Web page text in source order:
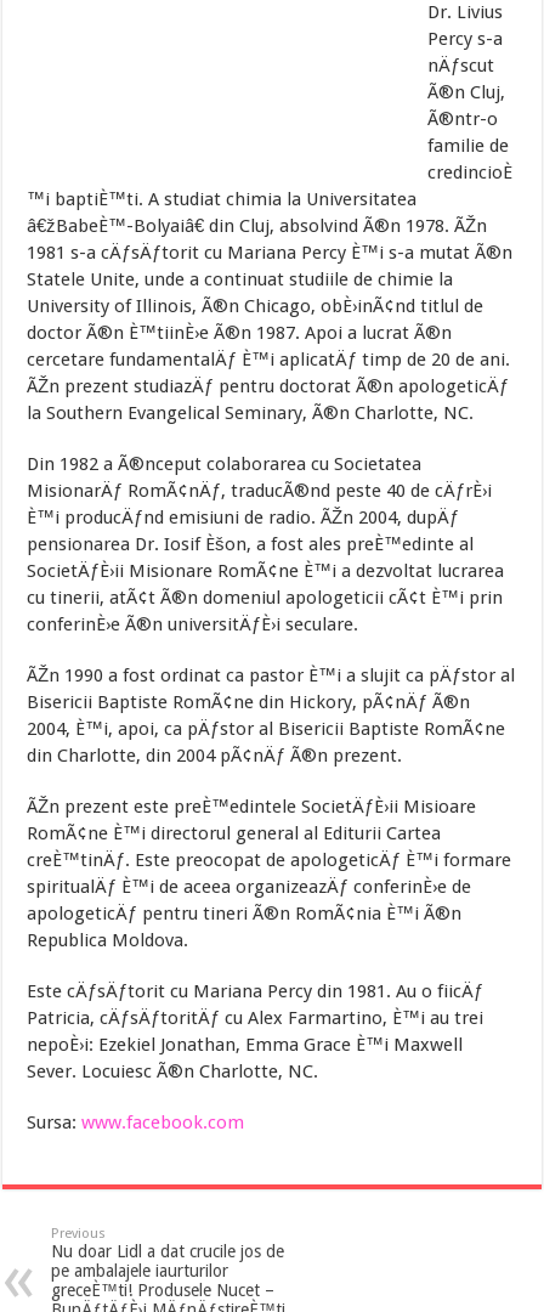
Dr. Livius
Percy s-a
nÄƒscut
Ã®n Cluj,
Ã®ntr-o
familie de
credincioÈ
™i baptiÈ™ti. A studiat chimia la Universitatea
â€žBabeÈ™-Bolyaiâ€ din Cluj, absolvind Ã®n 1978. ÃŽn
1981 s-a cÄƒsÄƒtorit cu Mariana Percy È™i s-a mutat Ã®n
Statele Unite, unde a continuat studiile de chimie la
University of Illinois, Ã®n Chicago, obÈ›inÃ¢nd titlul de
doctor Ã®n È™tiinÈ›e Ã®n 1987. Apoi a lucrat Ã®n
cercetare fundamentalÄƒ È™i aplicatÄƒ timp de 20 de ani.
ÃŽn prezent studiazÄƒ pentru doctorat Ã®n apologeticÄƒ
la Southern Evangelical Seminary, Ã®n Charlotte, NC.
Din 1982 a Ã®nceput colaborarea cu Societatea
MisionarÄƒ RomÃ¢nÄƒ, traducÃ®nd peste 40 de cÄƒrÈ›i
È™i producÄƒnd emisiuni de radio. ÃŽn 2004, dupÄƒ
pensionarea Dr. Iosif Èšon, a fost ales preÈ™edinte al
SocietÄƒÈ›ii Misionare RomÃ¢ne È™i a dezvoltat lucrarea
cu tinerii, atÃ¢t Ã®n domeniul apologeticii cÃ¢t È™i prin
conferinÈ›e Ã®n universitÄƒÈ›i seculare.
ÃŽn 1990 a fost ordinat ca pastor È™i a slujit ca pÄƒstor al
Bisericii Baptiste RomÃ¢ne din Hickory, pÃ¢nÄƒ Ã®n
2004, È™i, apoi, ca pÄƒstor al Bisericii Baptiste RomÃ¢ne
din Charlotte, din 2004 pÃ¢nÄƒ Ã®n prezent.
ÃŽn prezent este preÈ™edintele SocietÄƒÈ›ii Misioare
RomÃ¢ne È™i directorul general al Editurii Cartea
creÈ™tinÄƒ. Este preocopat de apologeticÄƒ È™i formare
spiritualÄƒ È™i de aceea organizeazÄƒ conferinÈ›e de
apologeticÄƒ pentru tineri Ã®n RomÃ¢nia È™i Ã®n
Republica Moldova.
Este cÄƒsÄƒtorit cu Mariana Percy din 1981. Au o fiicÄƒ
Patricia, cÄƒsÄƒtoritÄƒ cu Alex Farmartino, È™i au trei
nepoÈ›i: Ezekiel Jonathan, Emma Grace È™i Maxwell
Sever. Locuiesc Ã®n Charlotte, NC.
Sursa:www.facebook.com
Previous
Nu doar Lidl a dat crucile jos de
pe ambalajele iaurturilor
greceÈ™ti! Produsele Nucet –